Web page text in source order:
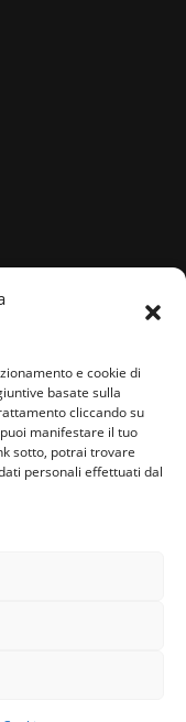
e cookie di
basate sulla
cliccando su
manifestare il tuo
sotto, potrai trovare
personali effettuati dal
mondo